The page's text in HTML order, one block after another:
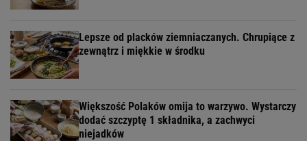
Lepsze od placków ziemniaczanych. Chrupiące z
zewnątrz i miękkie w środku
Większość Polaków omija to warzywo. Wystarczy
dodać szczyptę 1 składnika, a zachwyci
niejadków